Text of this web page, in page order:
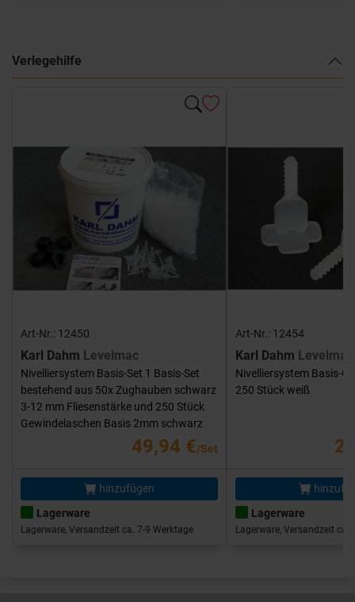
Verlegehilfe
Art-Nr.: 12450
Karl Dahm Levelmac
Nivelliersystem Basis-Set 1 Basis-Set
bestehend aus 50x Zughauben schwarz
3-12 mm Fliesenstärke und 250 Stück
Gewindelaschen Basis 2mm schwarz
49,94 €/Set
hinzufügen
Lagerware
Lagerware, Versandzeit ca. 7-9 Werktage
Art-Nr.: 12454
Karl Dahm Levelmac
Nivelliersystem Basis-
250 Stück weiß
Lagerware
Lagerware, Versandzeit ca.